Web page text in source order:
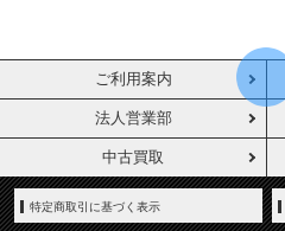
ご利用案内
法人営業部
中古買取
特定商取引に基づく表示